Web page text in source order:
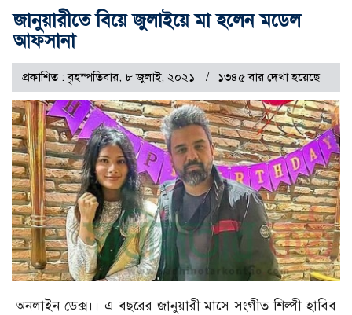
জানুয়ারীতে বিয়ে জুলাইয়ে মা হলেন মডেল
আফসানা
প্রকাশিত : বৃহস্পতিবার, ৮ জুলাই, ২০২১ ১৩৪৫ বার দেখা হয়েছে
অনলাইন ডেক্স।। এ বছরের জানুয়ারী মাসে সংগীত শিল্পী হাবিব